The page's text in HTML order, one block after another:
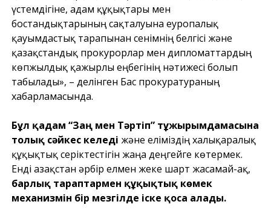
үстемдігіне, адам құқықтары мен
бостандықтарының сақталуына еуропалық
қауымдастық тарапынан сенімнің белгісі және
қазақстандық прокурорлар мен дипломаттардың
көпжылдық қажырлы еңбегінің нәтижесі болып
табылады», – делінген Бас прокуратураның
хабарламасында.
Бұл қадам “Заң мен Тәртіп” тұжырымдамасына
толық сәйкес келеді және еліміздің халықаралық
құқықтық серіктестігін жаңа деңгейге көтермек.
Енді Қазақстан әрбір елмен жеке шарт жасамай-ақ,
барлық тараптармен құқықтық көмек
механизмін бір мезгілде іске қоса алады.